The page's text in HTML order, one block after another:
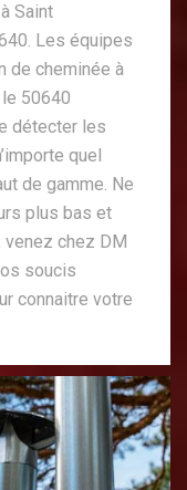
Saint
Les équipes
de cheminée à
50640
détecter les
quel
de gamme. Ne
plus bas et
chez DM
soucis
connaitre votre